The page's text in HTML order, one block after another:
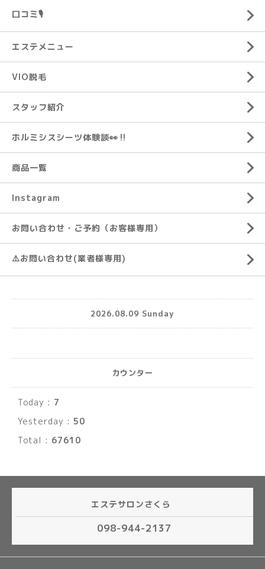
口コミ🎙️
エステメニュー
VIO脱毛
スタッフ紹介
ホルミシスシーツ体験談👀‼️
商品一覧
Instagram
お問い合わせ・ご予約（お客様専用）
⚠️お問い合わせ(業者様専用)
2026.08.09 Sunday
カウンター
Today : 7
Yesterday : 50
Total : 67610
エステサロンさくら
098-944-2137